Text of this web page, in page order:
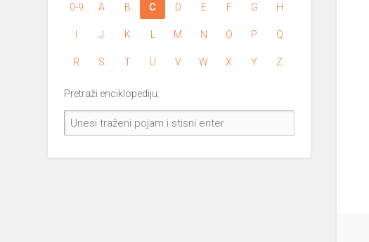
0-9 A B C D E F G H
J K M N O P Q
R S T U V W X Y Z
Pretraži enciklopediju: